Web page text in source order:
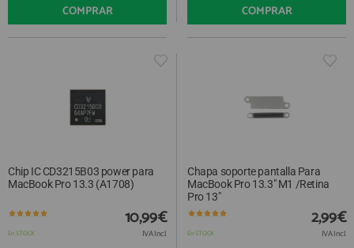
COMPRAR COMPRAR
Chip IC CD3215B03 power para
MacBook Pro 13.3 (A1708)
En STOCK
10,99€
IVA Incl.
Chapa soporte pantalla Para
MacBook Pro 13.3" M1 /Retina
Pro 13"
En STOCK
2,99€
IVA Incl.